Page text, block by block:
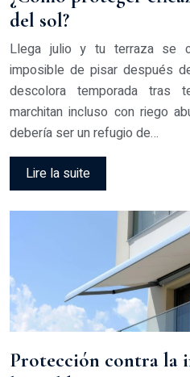
del sol?
Llega julio y tu terraza se
imposible de pisar después
descolora temporada tras
marchitan incluso con riego
debería ser un refugio de…
Lire la suite
Protección contra la